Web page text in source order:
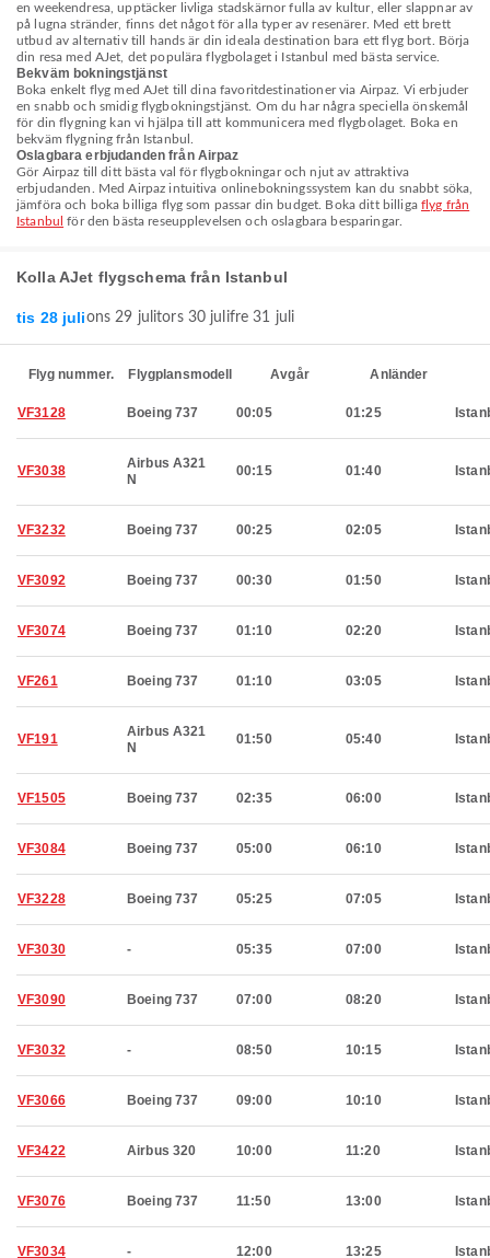
en weekendresa, upptäcker livliga stadskärnor fulla av kultur, eller slappnar av
på lugna stränder, finns det något för alla typer av resenärer. Med ett brett
utbud av alternativ till hands är din ideala destination bara ett flyg bort. Börja
din resa med AJet, det populära flygbolaget i Istanbul med bästa service.
Bekväm bokningstjänst
Boka enkelt flyg med AJet till dina favoritdestinationer via Airpaz. Vi erbjuder
en snabb och smidig flygbokningstjänst. Om du har några speciella önskemål
för din flygning kan vi hjälpa till att kommunicera med flygbolaget. Boka en
bekväm flygning från Istanbul.
Oslagbara erbjudanden från Airpaz
Gör Airpaz till ditt bästa val för flygbokningar och njut av attraktiva
erbjudanden. Med Airpaz intuitiva onlinebokningssystem kan du snabbt söka,
jämföra och boka billiga flyg som passar din budget. Boka ditt billiga flyg från
Istanbul för den bästa reseupplevelsen och oslagbara besparingar.
Kolla AJet flygschema från Istanbul
tis 28 julions 29 julitors 30 julifre 31 juli
Flyg nummer. Flygplansmodell Avgår Anländer
VF3128 Boeing 737 00:05 01:25
VF3038
Airbus A321
N
00:15 01:40
VF3232 Boeing 737 00:25 02:05
VF3092 Boeing 737 00:30 01:50
VF3074 Boeing 737 01:10 02:20
VF261 Boeing 737 01:10 03:05
VF191
Airbus A321
N
01:50 05:40
VF1505 Boeing 737 02:35 06:00
VF3084 Boeing 737 05:00 06:10
VF3228 Boeing 737 05:25 07:05
VF3030 - 05:35 07:00
VF3090 Boeing 737 07:00 08:20
VF3032 - 08:50 10:15
VF3066 Boeing 737 09:00 10:10
VF3422 Airbus 320 10:00 11:20
VF3076 Boeing 737 11:50 13:00
VF3034 - 12:00 13:25